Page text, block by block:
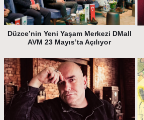
Düzce’nin Yeni Yaşam Merkezi DMall
AVM 23 Mayıs’ta Açılıyor